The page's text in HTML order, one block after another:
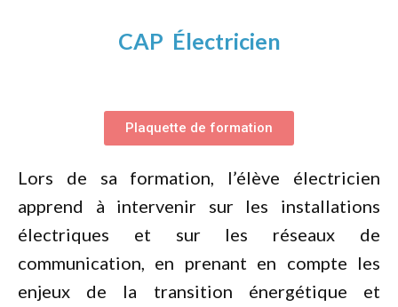
CAP Électricien
Plaquette de formation
Lors de sa formation, l’élève électricien
apprend à intervenir sur les installations
électriques et sur les réseaux de
communication, en prenant en compte les
enjeux de la transition énergétique et